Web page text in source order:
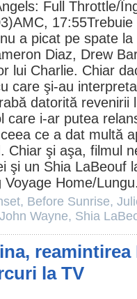
Full Throttle/
a picat pe spate
Diaz, Drew
lui Charlie. Chiar
care şi-au
datorită revenirii
care i-ar putea
ce a dat multă
Chiar şi aşa, filmul
şi un Shia LaBeouf
Voyage Home/Lungu
, Before Sunrise,
John Wayne, Shia
la TV